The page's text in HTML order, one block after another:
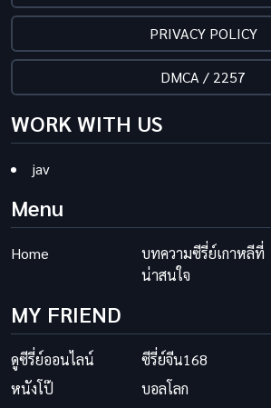
PRIVACY POLICY
DMCA / 2257
WORK WITH US
jav
Menu
Home
บทความซีรี่ย์เกาหลีที่
น่าสนใจ
MY FRIEND
ดูซีรี่ย์ออนไลน์ ซีรี่ย์จีน168
หนังโป๊
บอลโลก